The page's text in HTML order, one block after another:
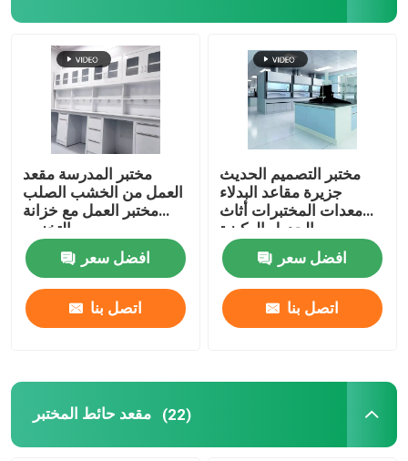
مختبر المدرسة مقعد
العمل من الخشب الصلب
مختبر العمل مع خزانة
التخزين
افضل سعر
اتصل بنا
مختبر التصميم الحديث
جزيرة مقاعد البدلاء
معدات المختبرات أثاث
الجدول الركيزة
افضل سعر
اتصل بنا
مقعد حائط المختبر (22)